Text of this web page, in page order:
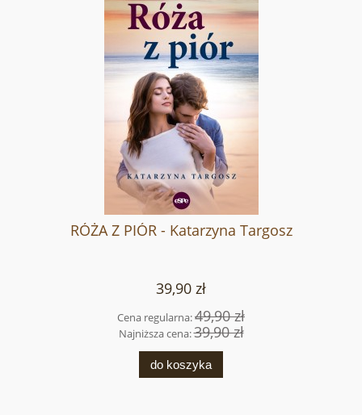
RÓŻA Z PIÓR - Katarzyna Targosz
39,90 zł
Cena regularna:49,90 zł
Najniższa cena:39,90 zł
do koszyka